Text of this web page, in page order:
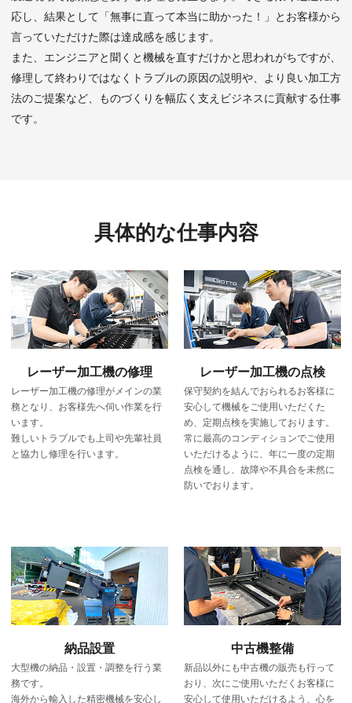
応し、結果として「無事に直って本当に助かった！」とお客様から
言っていただけた際は達成感を感じます。
また、エンジニアと聞くと機械を直すだけかと思われがちですが、
修理して終わりではなくトラブルの原因の説明や、より良い加工方
法のご提案など、ものづくりを幅広く支えビジネスに貢献する仕事
です。
具体的な仕事内容
レーザー加工機の修理
レーザー加工機の修理がメインの業
務となり、お客様先へ伺い作業を行
います。
難しいトラブルでも上司や先輩社員
と協力し修理を行います。
レーザー加工機の点検
保守契約を結んでおられるお客様に
安心して機械をご使用いただくた
め、定期点検を実施しております。
常に最高のコンディションでご使用
いただけるように、年に一度の定期
点検を通し、故障や不具合を未然に
防いでおります。
納品設置
大型機の納品・設置・調整を行う業
務です。
海外から輸入した精密機械を安心し
中古機整備
新品以外にも中古機の販売も行って
おり、次にご使用いただくお客様に
安心して使用いただけるよう、心を